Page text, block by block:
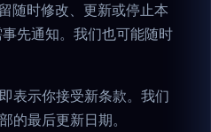
随时修改、更新或停止本
先通知。我们也可能随时
表示你接受新条款。我们
的最后更新日期。